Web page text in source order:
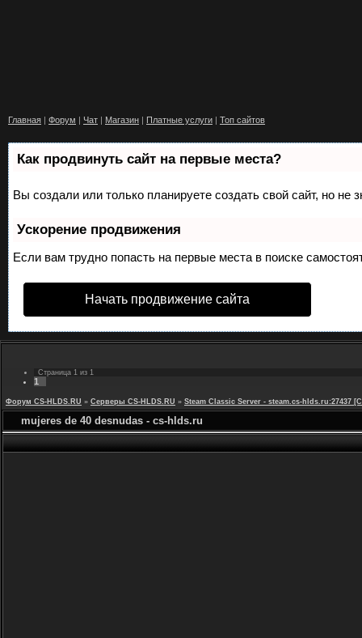
Главная | Форум | Чат | Магазин | Платные услуги | Топ сайтов
Как продвинуть сайт на первые места?
Вы создали или только планируете создать свой сайт, но
Ускорение продвижения
Если вам трудно попасть на первые места в поиске
Начать продвижение сайта
Страница 1 из 1
1
Форум CS-HLDS.RU » Серверы CS-HLDS.RU » Steam Classic Server - steam.cs-hlds.ru:27437
mujeres de 40 desnudas - cs-hlds.ru